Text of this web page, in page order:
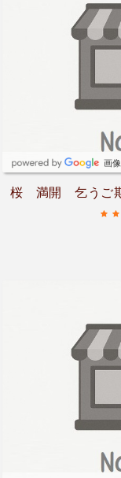
画
桜 満開 乞うご期